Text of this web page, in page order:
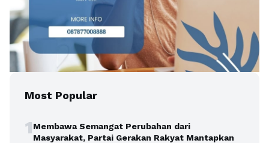
Most Popular
1Membawa Semangat Perubahan dari
Masyarakat, Partai Gerakan Rakyat Mantapkan